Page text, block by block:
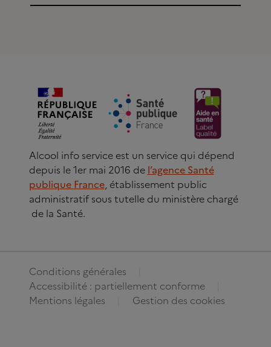
Alcool info service est un service qui dépend
depuis le 1er mai 2016 de l’agence Santé
publique France, établissement public
administratif sous tutelle du ministère chargé
de la Santé.
Conditions générales
Accessibilité : partiellement conforme
Mentions légales
Gestion des cookies